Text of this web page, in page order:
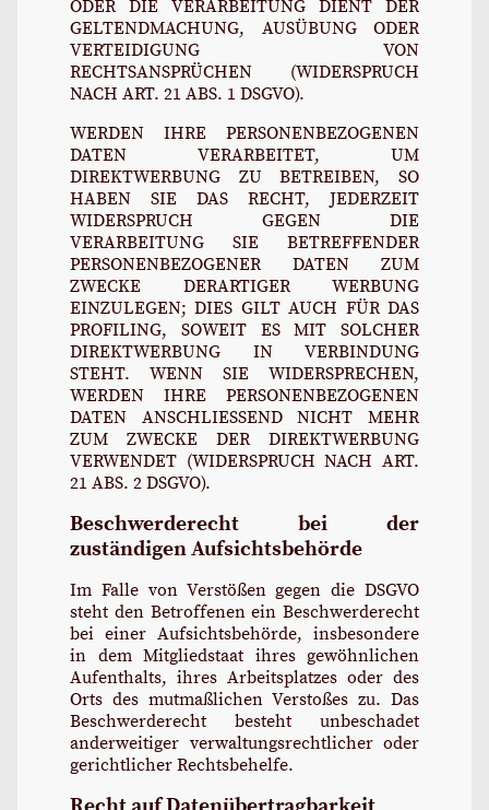
ODER DIE VERARBEITUNG DIENT DER
GELTENDMACHUNG, AUSÜBUNG ODER
VERTEIDIGUNG VON
RECHTSANSPRÜCHEN (WIDERSPRUCH
NACH ART. 21 ABS. 1 DSGVO).
WERDEN IHRE PERSONENBEZOGENEN
DATEN VERARBEITET, UM
DIREKTWERBUNG ZU BETREIBEN, SO
HABEN SIE DAS RECHT, JEDERZEIT
WIDERSPRUCH GEGEN DIE
VERARBEITUNG SIE BETREFFENDER
PERSONENBEZOGENER DATEN ZUM
ZWECKE DERARTIGER WERBUNG
EINZULEGEN; DIES GILT AUCH FÜR DAS
PROFILING, SOWEIT ES MIT SOLCHER
DIREKTWERBUNG IN VERBINDUNG
STEHT. WENN SIE WIDERSPRECHEN,
WERDEN IHRE PERSONENBEZOGENEN
DATEN ANSCHLIESSEND NICHT MEHR
ZUM ZWECKE DER DIREKTWERBUNG
VERWENDET (WIDERSPRUCH NACH ART.
21 ABS. 2 DSGVO).
Beschwerderecht bei der
zuständigen Aufsichtsbehörde
Im Falle von Verstößen gegen die DSGVO
steht den Betroffenen ein Beschwerderecht
bei einer Aufsichtsbehörde, insbesondere
in dem Mitgliedstaat ihres gewöhnlichen
Aufenthalts, ihres Arbeitsplatzes oder des
Orts des mutmaßlichen Verstoßes zu. Das
Beschwerderecht besteht unbeschadet
anderweitiger verwaltungsrechtlicher oder
gerichtlicher Rechtsbehelfe.